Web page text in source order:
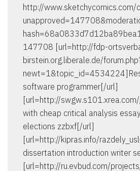
http://www.sketchycomics.com/
147708 [url=http://fdp-
birstein.org.liberale.de/
software programmer[/url]
[url=http://
with cheap critical analysis
elections zzbxf[/url]
[url=http://kipras.info/
dissertation introduction writer
[url=http://ru.evbud.com/